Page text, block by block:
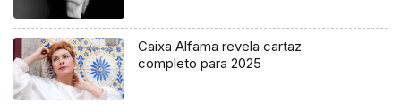
Caixa Alfama revela cartaz
completo para 2025